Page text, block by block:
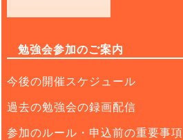
勉強会参加のご案内
今後の開催スケジュール
過去の勉強会の録画配信
参加のルール・申込前の重要事項